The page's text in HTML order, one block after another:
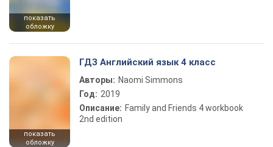
показать
обложку
показать
обложку
ГДЗ Английский язык 4 класс
Авторы: Naomi Simmons
Год: 2019
Описание: Family and Friends 4 workbook
2nd edition